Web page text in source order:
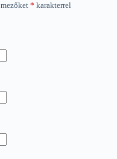
* karakterrel